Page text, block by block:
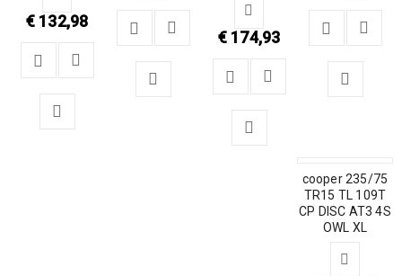
€132,98
€174,93
cooper 235/75
TR15 TL 109T
CP DISC AT3 4S
OWL XL